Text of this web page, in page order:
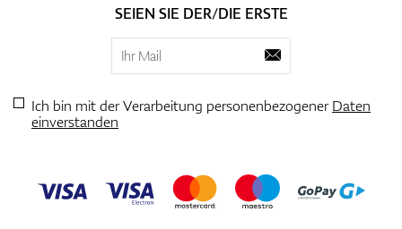
SEIEN SIE DER/DIE ERSTE
Ich bin mit der Verarbeitung personenbezogenerDaten
einverstanden